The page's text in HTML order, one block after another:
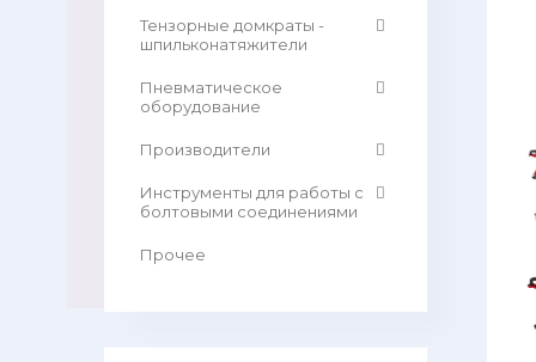
Тензорные домкраты -
шпильконатяжители
Пневматическое
оборудование
Производители
Инструменты для работы с
болтовыми соединениями
Прочее